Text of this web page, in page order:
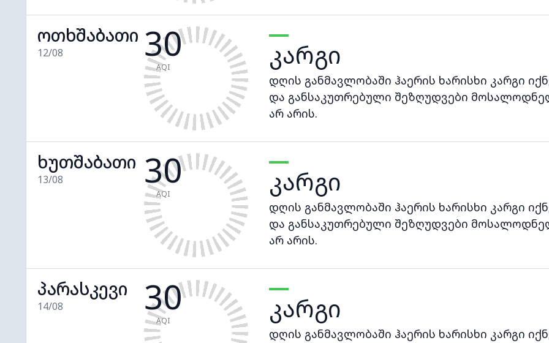
ოთხშაბათი
12/08 30
AQI კარგი
დღის განმავლობაში ჰაერის ხარისხი კარგი
და განსაკუთრებული შეზღუდვები
არ არის.
ხუთშაბათი
13/08 30
AQI კარგი
დღის განმავლობაში ჰაერის ხარისხი კარგი
და განსაკუთრებული შეზღუდვები
არ არის.
პარასკევი
14/08 30
AQI კარგი
დღის განმავლობაში ჰაერის ხარისხი კარგი